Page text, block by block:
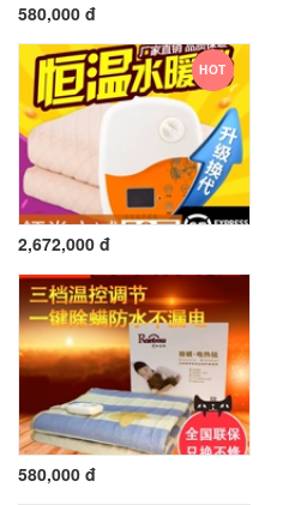
580,000 đ
HOT
2,672,000 đ
580,000 đ